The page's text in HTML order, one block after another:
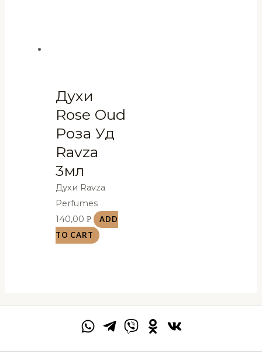
Духи
Rose Oud
Роза Уд
Ravza
3мл
Духи Ravza
Perfumes
140,00Р
ADD
TO CART